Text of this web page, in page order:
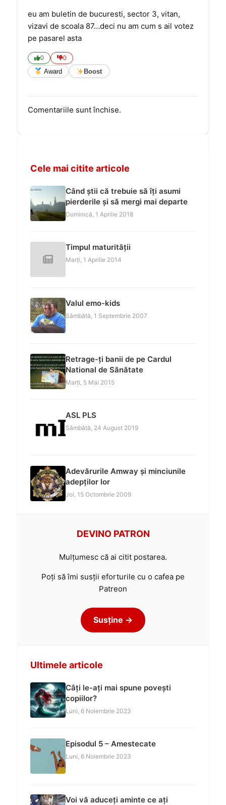
eu am buletin de bucuresti, sector 3, vitan,
vizavi de scoala 87…deci nu am cum s ail votez
pe pasarel asta
0 0
Award Boost
Comentariile sunt închise.
Cele mai citite articole
Când știi că trebuie să îți asumi
pierderile și să mergi mai departe
Duminică, 1 Aprilie 2018
Timpul maturității
Marți, 1 Aprilie 2014
Valul emo-kids
Sâmbătă, 1 Septembrie 2007
Retrage-ți banii de pe Cardul
National de Sănătate
Marți, 5 Mai 2015
ASL PLS
Sâmbătă, 24 August 2019
Adevărurile Amway și minciunile
adepților lor
Joi, 15 Octombrie 2009
DEVINO PATRON
Mulțumesc că ai citit postarea.
Poți să îmi susții eforturile cu o cafea pe
Patreon
Susține →
Ultimele articole
Câți le-ați mai spune povești
copiilor?
Luni, 6 Noiembrie 2023
Episodul 5 – Amestecate
Luni, 6 Noiembrie 2023
Voi vă aduceți aminte ce ați